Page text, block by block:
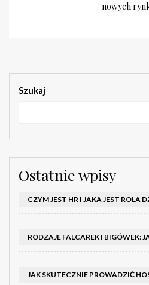
nowych
Szukaj
Ostatnie wpisy
CZYM JEST HR I JAKA JEST ROLA